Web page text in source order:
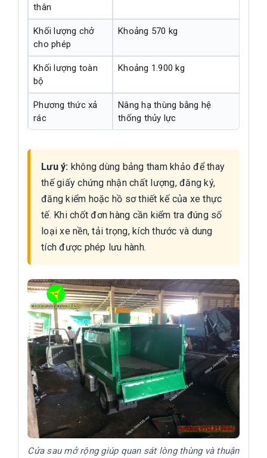
thân
Khối lượng chở
cho phép
Khoảng 570 kg
Khối lượng toàn
bộ
Khoảng 1.900 kg
Phương thức xả
rác
Nâng hạ thùng bằng hệ
thống thủy lực
Lưu ý: không dùng bảng tham khảo để thay
thế giấy chứng nhận chất lượng, đăng ký,
đăng kiểm hoặc hồ sơ thiết kế của xe thực
tế. Khi chốt đơn hàng cần kiểm tra đúng số
loại xe nền, tải trọng, kích thước và dung
tích được phép lưu hành.
Cửa sau mở rộng giúp quan sát lòng thùng và thuận